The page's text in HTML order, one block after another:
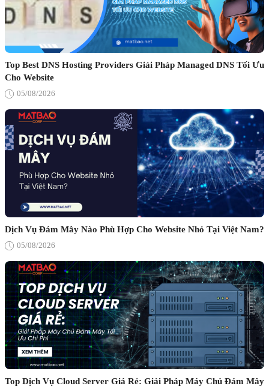
Top Best DNS Hosting Providers Giải Pháp Managed DNS Tối Ưu
Cho Website
05/08/2026
Dịch Vụ Đám Mây Nào Phù Hợp Cho Website Nhỏ Tại Việt Nam?
05/08/2026
Top Dịch Vụ Cloud Server Giá Rẻ: Giải Pháp Máy Chủ Đám Mây